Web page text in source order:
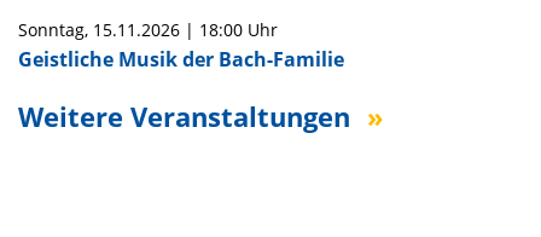
Sonntag, 15.11.2026 | 18:00 Uhr
Geistliche Musik der Bach-Familie
Weitere Veranstaltungen